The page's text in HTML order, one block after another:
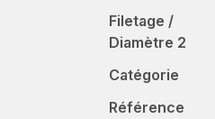
Filetage /
Diamètre 2
Catégorie
Référence